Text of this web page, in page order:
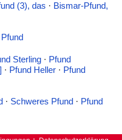
(3), das · Bismar-Pfund,
Pfund
Sterling· Pfund
· Pfund Heller· Pfund
· Schweres Pfund · Pfund